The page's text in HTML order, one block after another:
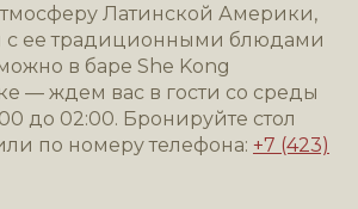
Латинской Америки,
с ее традиционными блюдами
в баре She Kong
— ждем вас в гости со среды
до 02:00. Бронируйте стол
по номеру телефона: +7 (423)
обработки
данных
соглашение